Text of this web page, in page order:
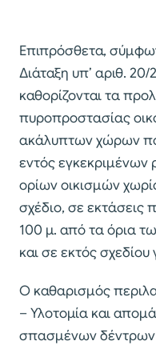
Επιπρόσθετα,
Διάταξη υπ’ αριθ.
καθορίζονται τα
πυροπροστασίας
ακάλυπτων χώρων
εντός εγκεκριμένων
ορίων οικισμών
σχέδιο, σε εκτάσεις
100 μ. από τα όρια
και σε εκτός
Ο καθαρισμός
– Υλοτομία και
σπασμένων δέντρων